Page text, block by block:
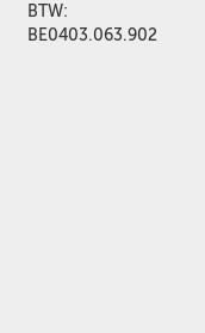
BTW:
BE0403.063.902